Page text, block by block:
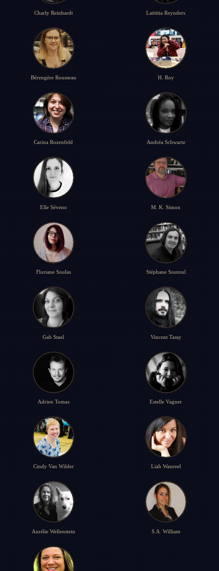
Charly Reinhardt Laëtitia Reynders
Bérengère Rousseau H. Roy
Carina Rozenfeld Andréa Schwartz
Elle Séveno M. K. Simon
Floriane Soulas Stéphane Soutoul
Gab Stael Vincent Tassy
Adrien Tomas Estelle Vagner
Cindy Van Wilder Liah Waureel
Aurélie Wellenstein S.A. William